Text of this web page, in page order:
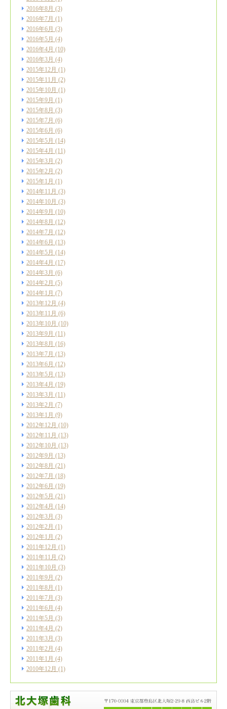
2016年8月 (3)
2016年7月 (1)
2016年6月 (3)
2016年5月 (4)
2016年4月 (10)
2016年3月 (4)
2015年12月 (1)
2015年11月 (2)
2015年10月 (1)
2015年9月 (1)
2015年8月 (3)
2015年7月 (6)
2015年6月 (6)
2015年5月 (14)
2015年4月 (11)
2015年3月 (2)
2015年2月 (2)
2015年1月 (1)
2014年11月 (3)
2014年10月 (3)
2014年9月 (10)
2014年8月 (12)
2014年7月 (12)
2014年6月 (13)
2014年5月 (14)
2014年4月 (17)
2014年3月 (6)
2014年2月 (5)
2014年1月 (7)
2013年12月 (4)
2013年11月 (6)
2013年10月 (10)
2013年9月 (11)
2013年8月 (16)
2013年7月 (13)
2013年6月 (12)
2013年5月 (13)
2013年4月 (19)
2013年3月 (11)
2013年2月 (7)
2013年1月 (9)
2012年12月 (10)
2012年11月 (13)
2012年10月 (13)
2012年9月 (13)
2012年8月 (21)
2012年7月 (18)
2012年6月 (19)
2012年5月 (21)
2012年4月 (14)
2012年3月 (3)
2012年2月 (1)
2012年1月 (2)
2011年12月 (1)
2011年11月 (2)
2011年10月 (3)
2011年9月 (2)
2011年8月 (1)
2011年7月 (3)
2011年6月 (4)
2011年5月 (3)
2011年4月 (2)
2011年3月 (3)
2011年2月 (4)
2011年1月 (4)
2010年12月 (1)